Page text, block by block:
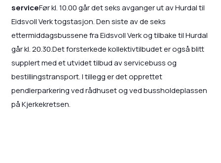
serviceFør kl. 10.00 går det seks avganger ut av Hurdal til
Eidsvoll Verk togstasjon. Den siste av de seks
ettermiddagsbussene fra Eidsvoll Verk og tilbake til Hurdal
går kl. 20.30.Det forsterkede kollektivtilbudet er også blitt
supplert med et utvidet tilbud av servicebuss og
bestillingstransport. I tillegg er det opprettet
pendlerparkering ved rådhuset og ved bussholdeplassen
på Kjerkekretsen.